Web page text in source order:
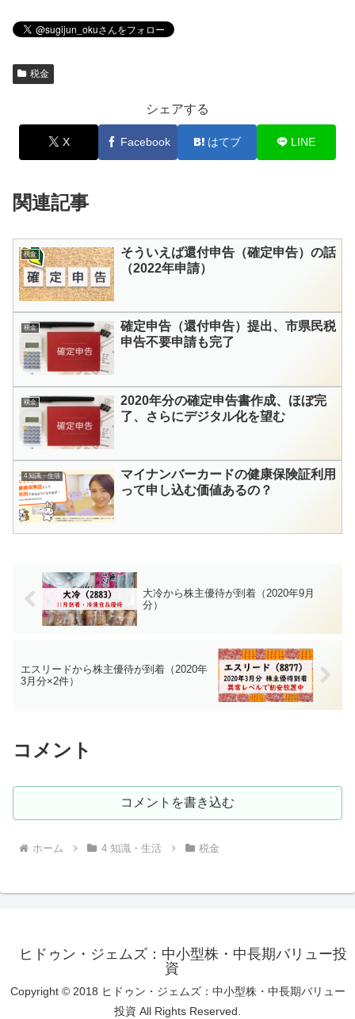
税金
シェアする
X Facebook はてブ LINE
関連記事
税金
そういえば還付申告（確定申告）の話
（2022年申請）
税金
確定申告（還付申告）提出、市県民税
申告不要申請も完了
税金
2020年分の確定申告書作成、ほぼ完
了、さらにデジタル化を望む
4 知識・生活
マイナンバーカードの健康保険証利用
って申し込む価値あるの？
大冷から株主優待が到着（2020年9月
分）
エスリードから株主優待が到着（2020年
3月分×2件）
コメント
コメントを書き込む
ホーム 4 知識・生活 税金
ヒドゥン・ジェムズ：中小型株・中長期バリュー投
資
Copyright © 2018 ヒドゥン・ジェムズ：中小型株・中長期バリュー
投資 All Rights Reserved.